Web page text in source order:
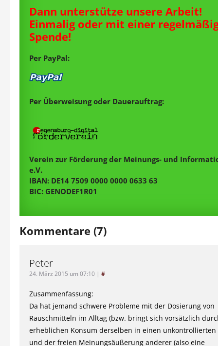
Dann unterstütze unsere Arbeit!
Einmalig oder mit einer
Spende!
Per PayPal:
Per Überweisung oder Dauerauftrag:
Verein zur Förderung der Meinungs- und
e.V.
IBAN: DE14 7509 0000 0000 0633 63
BIC: GENODEF1R01
Kommentare (7)
Peter
24. März 2015 um 07:10 | #
Zusammenfassung:
Da hat jemand schwere Probleme mit der Dosierung von
Rauschmitteln im Alltag (bzw. bringt sich vorsätzlich
erheblichen Konsum derselben in einen unkontrollierten
und der freien Meinungsäußerung anderer (also eine